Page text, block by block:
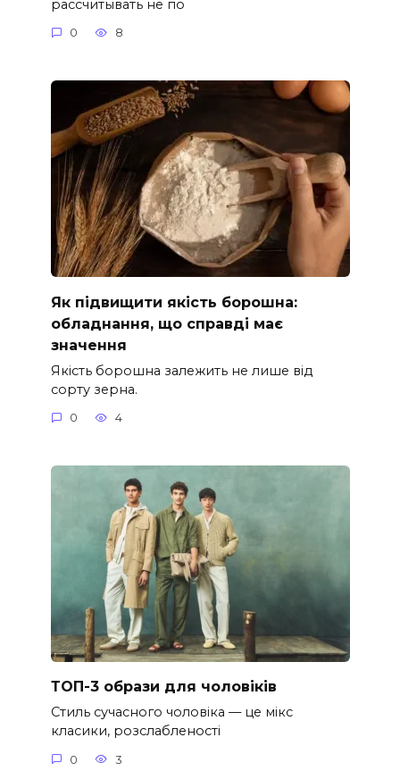
рассчитывать не по
0 8
Як підвищити якість борошна:
обладнання, що справді має
значення
Якість борошна залежить не лише від
сорту зерна.
0 4
ТОП-3 образи для чоловіків
Стиль сучасного чоловіка — це мікс
класики, розслабленості
0 3